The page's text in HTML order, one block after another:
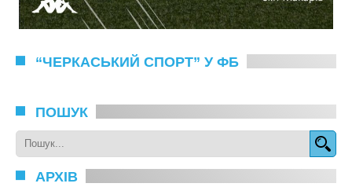
“ЧЕРКАСЬКИЙ СПОРТ” У ФБ
ПОШУК
АРХІВ